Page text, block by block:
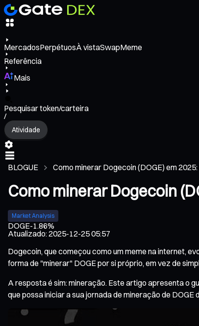
MercadosPerpétuosÀ vistaSwapMeme
Referência
Mais
Pesquisar token/carteira
/
Atividade
BLOGUE Como minerar Dogecoin (DOGE) em 2025:
Como minerar Dogecoin
Market Analysis
DOGE-1.86%
Atualizado:2025-12-25 05:57
Dogecoin, que começou como um meme na internet,
forma de "minerar" DOGE por si próprio, em vez de
A resposta é sim: mineração. Este artigo apresenta o
que possa iniciar a sua jornada de mineração de DOGE